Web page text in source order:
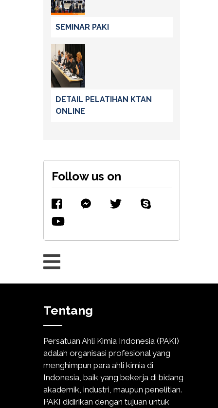
SEMINAR PAKI
DETAIL PELATIHAN KTAN
ONLINE
Follow us on
Tentang
Persatuan Ahli Kimia Indonesia (PAKI)
adalah organisasi profesional yang
menghimpun para ahli kimia di
Indonesia, baik yang bekerja di bidang
akademik, industri, maupun penelitian.
PAKI didirikan dengan tujuan untuk